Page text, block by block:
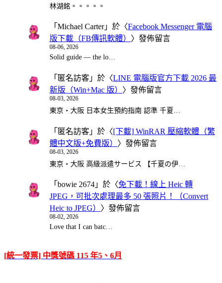
林湖銘。。。。。
「 Michael Carter」於〈Facebook Messenger 電腦
版下載（FB傳訊軟體） 〉發佈留言
08-06, 2026
Solid guide — the lo…
「 匿名訪客 」於〈LINE 電腦版官方下載 2026 最
新版（Win+Mac 版） 〉發佈留言
08-03, 2026
東京・大阪 日本女生預約指南 認準 千夏…
「 匿名訪客 」於〈[下載] WinRAR 壓縮軟體（繁
體中文版+免費版） 〉發佈留言
08-03, 2026
東京・大阪 高級派遣サービス 【千夏の伊…
「 bowie 2674 」於〈免下載！線上 Heic 轉
JPEG，可批次處理最多 50 張照片！（Convert
Heic to JPEG） 〉發佈留言
08-02, 2026
Love that I can batc…
[統一發票] 中獎號碼 115 年5、6月